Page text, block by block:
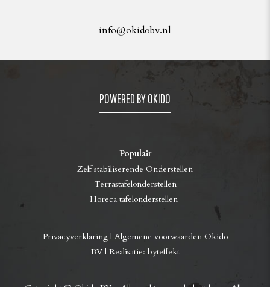
info@okidobv.nl
POWERED BY OKIDO
Populair
Zelf stabiliserende Onderstellen
Terrastafelonderstellen
Horeca tafelonderstellen
Privacyverklaring| Algemene voorwaarden Okido
BV| Realisatie: byteffekt